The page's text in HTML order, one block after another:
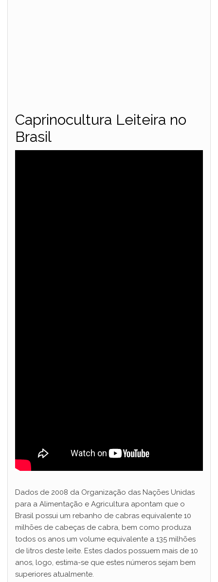
Caprinocultura Leiteira no
Brasil
Dados de 2008 da Organização das Nações Unidas
para a Alimentação e Agricultura apontam que o
Brasil possui um rebanho de cabras equivalente 10
milhões de cabeças de cabra, bem como produza
todos os anos um volume equivalente a 135 milhões
de litros deste leite. Estes dados possuem mais de 10
anos, logo, estima-se que estes números sejam bem
superiores atualmente.